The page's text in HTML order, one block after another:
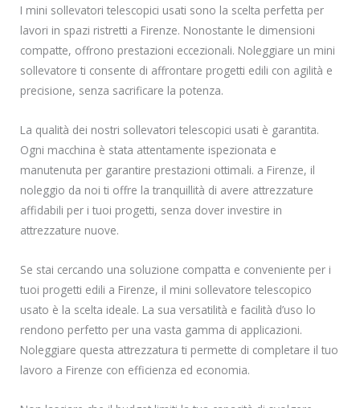
I mini sollevatori telescopici usati sono la scelta perfetta per
lavori in spazi ristretti a Firenze. Nonostante le dimensioni
compatte, offrono prestazioni eccezionali. Noleggiare un mini
sollevatore ti consente di affrontare progetti edili con agilità e
precisione, senza sacrificare la potenza.
La qualità dei nostri sollevatori telescopici usati è garantita.
Ogni macchina è stata attentamente ispezionata e
manutenuta per garantire prestazioni ottimali. a Firenze, il
noleggio da noi ti offre la tranquillità di avere attrezzature
affidabili per i tuoi progetti, senza dover investire in
attrezzature nuove.
Se stai cercando una soluzione compatta e conveniente per i
tuoi progetti edili a Firenze, il mini sollevatore telescopico
usato è la scelta ideale. La sua versatilità e facilità d’uso lo
rendono perfetto per una vasta gamma di applicazioni.
Noleggiare questa attrezzatura ti permette di completare il tuo
lavoro a Firenze con efficienza ed economia.